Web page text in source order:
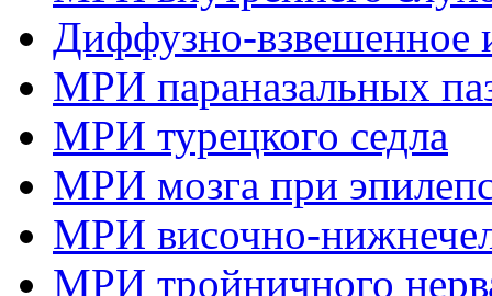
Диффузно-взвешенное
МРИ параназальных
МРИ турецкого седла
МРИ мозга при
МРИ височно-
МРИ тройничного